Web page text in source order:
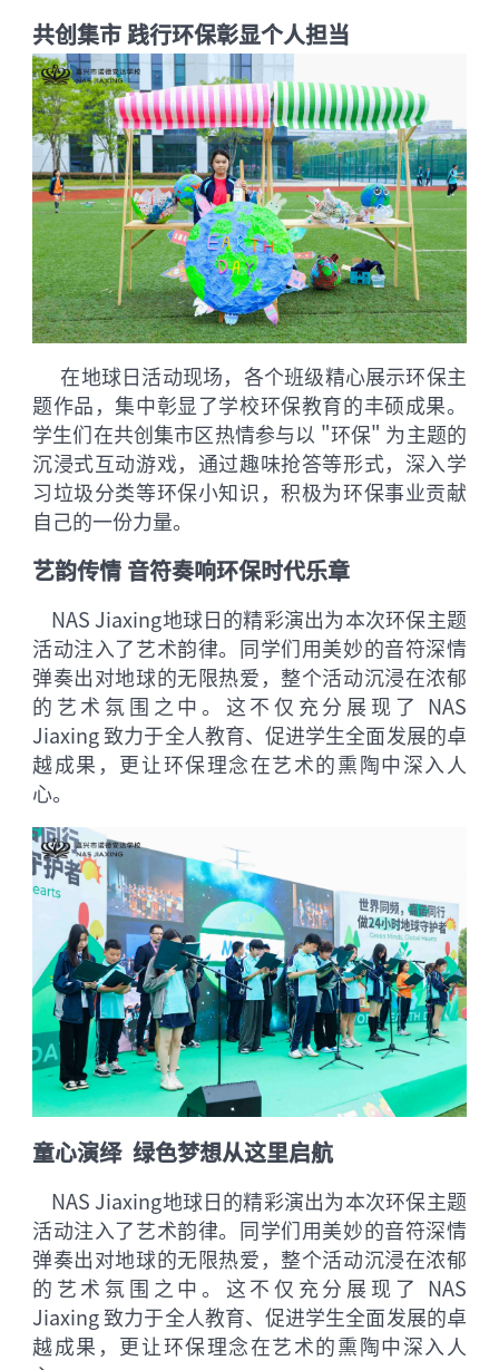
共创集市 践行环保彰显个人担当
在地球日活动现场，各个班级精心展示环保主
题作品，集中彰显了学校环保教育的丰硕成果。
学生们在共创集市区热情参与以 "环保" 为主题的
沉浸式互动游戏，通过趣味抢答等形式，深入学
习垃圾分类等环保小知识，积极为环保事业贡献
自己的一份力量。
艺韵传情 音符奏响环保时代乐章
NAS Jiaxing地球日的精彩演出为本次环保主题
活动注入了艺术韵律。同学们用美妙的音符深情
弹奏出对地球的无限热爱，整个活动沉浸在浓郁
的艺术氛围之中。这不仅充分展现了 NAS
Jiaxing 致力于全人教育、促进学生全面发展的卓
越成果，更让环保理念在艺术的熏陶中深入人
心。
童心演绎 绿色梦想从这里启航
NAS Jiaxing地球日的精彩演出为本次环保主题
活动注入了艺术韵律。同学们用美妙的音符深情
弹奏出对地球的无限热爱，整个活动沉浸在浓郁
的艺术氛围之中。这不仅充分展现了 NAS
Jiaxing 致力于全人教育、促进学生全面发展的卓
越成果，更让环保理念在艺术的熏陶中深入人